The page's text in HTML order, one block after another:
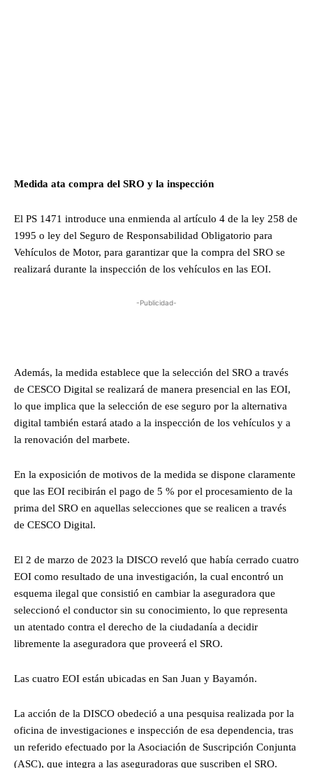
Medida ata compra del SRO y la inspección
El PS 1471 introduce una enmienda al artículo 4 de la ley 258 de
1995 o ley del Seguro de Responsabilidad Obligatorio para
Vehículos de Motor, para garantizar que la compra del SRO se
realizará durante la inspección de los vehículos en las EOI.
-Publicidad-
Además, la medida establece que la selección del SRO a través
de CESCO Digital se realizará de manera presencial en las EOI,
lo que implica que la selección de ese seguro por la alternativa
digital también estará atado a la inspección de los vehículos y a
la renovación del marbete.
En la exposición de motivos de la medida se dispone claramente
que las EOI recibirán el pago de 5 % por el procesamiento de la
prima del SRO en aquellas selecciones que se realicen a través
de CESCO Digital.
El 2 de marzo de 2023 la DISCO reveló que había cerrado cuatro
EOI como resultado de una investigación, la cual encontró un
esquema ilegal que consistió en cambiar la aseguradora que
seleccionó el conductor sin su conocimiento, lo que representa
un atentado contra el derecho de la ciudadanía a decidir
libremente la aseguradora que proveerá el SRO.
Las cuatro EOI están ubicadas en San Juan y Bayamón.
La acción de la DISCO obedeció a una pesquisa realizada por la
oficina de investigaciones e inspección de esa dependencia, tras
un referido efectuado por la Asociación de Suscripción Conjunta
(ASC), que integra a las aseguradoras que suscriben el SRO.